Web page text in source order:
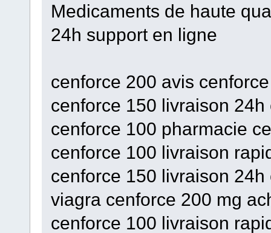
Medicaments de haute
24h support en ligne
cenforce 200 avis
cenforce 150 livraison
cenforce 100 pharmacie
cenforce 100 livraison
cenforce 150 livraison
viagra cenforce 200 mg
cenforce 100 livraison